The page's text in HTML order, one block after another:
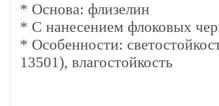
* Основа: флизелин
* С нанесением флоковых
* Особенности:
13501), влагостойкость